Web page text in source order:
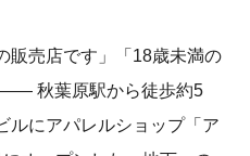
売店です」「18歳未満の
秋葉原駅から徒歩約5
ルにアパレルショップ「ア